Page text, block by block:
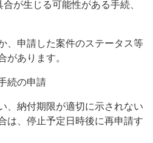
が生じる可能性がある手続、
、申請した案件のステータス等
があります。
続の申請
、納付期限が適切に示されない
は、停止予定日時後に再申請す